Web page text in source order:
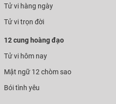
Tử vi hàng ngày
Tử vi trọn đời
12 cung hoàng đạo
Tử vi hôm nay
Mật ngữ 12 chòm sao
Bói tình yêu